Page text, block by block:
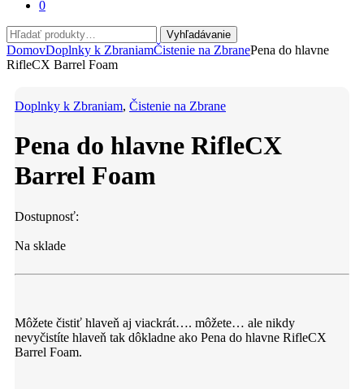
0
Hľadať:
Vyhľadávanie
DomovDoplnky k ZbraniamČistenie na ZbranePena do hlavne
RifleCX Barrel Foam
Doplnky k Zbraniam, Čistenie na Zbrane
Pena do hlavne RifleCX
Barrel Foam
Dostupnosť:
Na sklade
Môžete čistiť hlaveň aj viackrát…. môžete… ale nikdy
nevyčistíte hlaveň tak dôkladne ako Pena do hlavne RifleCX
Barrel Foam.